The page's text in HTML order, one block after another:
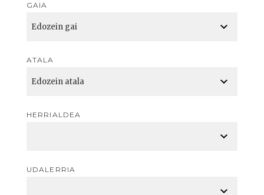
GAIA
ATALA
HERRIALDEA
UDALERRIA